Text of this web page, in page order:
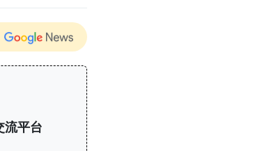
流平台